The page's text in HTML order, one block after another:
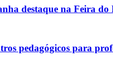
destaque na Feira
pedagógicos para